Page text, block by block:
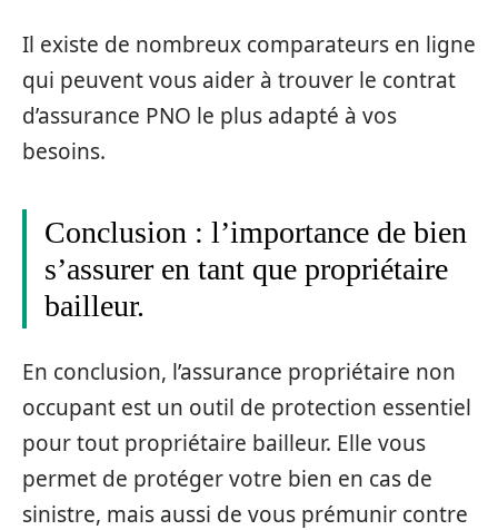
Il existe de nombreux comparateurs en ligne
qui peuvent vous aider à trouver le contrat
d’assurance PNO le plus adapté à vos
besoins.
Conclusion : l’importance de bien
s’assurer en tant que propriétaire
bailleur.
En conclusion, l’assurance propriétaire non
occupant est un outil de protection essentiel
pour tout propriétaire bailleur. Elle vous
permet de protéger votre bien en cas de
sinistre, mais aussi de vous prémunir contre